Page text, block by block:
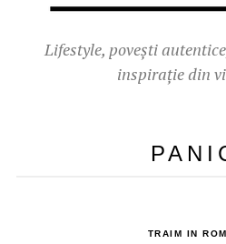
Lifestyle, povești
inspirație din
TRAIM IN